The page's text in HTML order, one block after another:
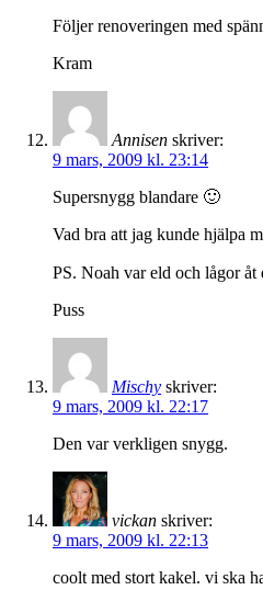
Följer renoveringen med
Kram
Annisen skriver:
9 mars, 2009 kl. 23:14
Supersnygg blandare 🙂
Vad bra att jag kunde hjälpa
PS. Noah var eld och lågor åt
Puss
Mischy skriver:
9 mars, 2009 kl. 22:17
Den var verkligen snygg.
vickan skriver:
9 mars, 2009 kl. 22:13
coolt med stort kakel. vi ska